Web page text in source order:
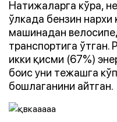
Натижаларга кўра,
ўлкада бензин
машинадан
транспортига ўтган.
икки қисми (67%)
боис уни тежашга
бошлаганини айтган.